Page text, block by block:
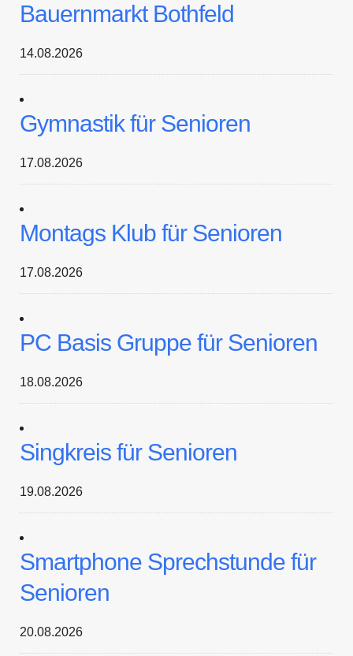
Bauernmarkt Bothfeld
14.08.2026
Gymnastik für Senioren
17.08.2026
Montags Klub für Senioren
17.08.2026
PC Basis Gruppe für Senioren
18.08.2026
Singkreis für Senioren
19.08.2026
Smartphone Sprechstunde für
Senioren
20.08.2026